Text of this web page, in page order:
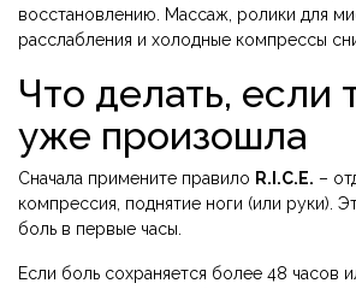
восстановлению. Массаж, ролики для
расслабления и холодные компрессы
Что делать, если
уже произошла
Сначала примените правило R.I.C.E. –
компрессия, поднятие ноги (или руки).
боль в первые часы.
Если боль сохраняется более 48 часов